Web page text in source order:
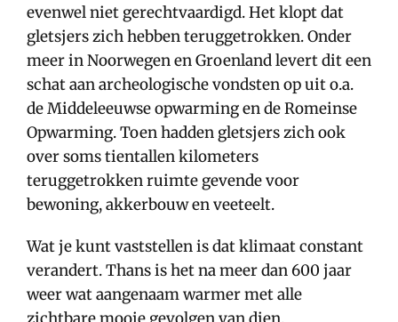
evenwel niet gerechtvaardigd. Het klopt dat
gletsjers zich hebben teruggetrokken. Onder
meer in Noorwegen en Groenland levert dit een
schat aan archeologische vondsten op uit o.a.
de Middeleeuwse opwarming en de Romeinse
Opwarming. Toen hadden gletsjers zich ook
over soms tientallen kilometers
teruggetrokken ruimte gevende voor
bewoning, akkerbouw en veeteelt.
Wat je kunt vaststellen is dat klimaat constant
verandert. Thans is het na meer dan 600 jaar
weer wat aangenaam warmer met alle